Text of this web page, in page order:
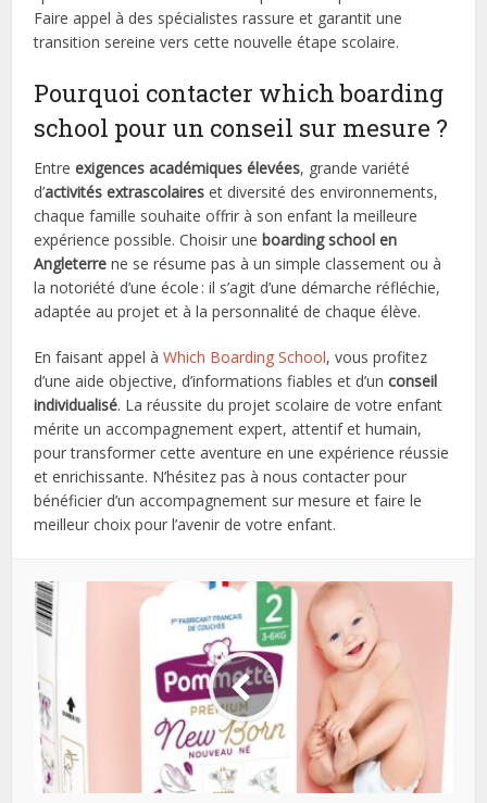
Faire appel à des spécialistes rassure et garantit une
transition sereine vers cette nouvelle étape scolaire.
Pourquoi contacter which boarding
school pour un conseil sur mesure ?
Entreexigences académiques élevées, grande variété
d’activités extrascolaires et diversité des environnements,
chaque famille souhaite offrir à son enfant la meilleure
expérience possible. Choisir uneboarding school en
Angleterre ne se résume pas à un simple classement ou à
la notoriété d’une école : il s’agit d’une démarche réfléchie,
adaptée au projet et à la personnalité de chaque élève.
En faisant appel àWhich Boarding School, vous profitez
d’une aide objective, d’informations fiables et d’unconseil
individualisé. La réussite du projet scolaire de votre enfant
mérite un accompagnement expert, attentif et humain,
pour transformer cette aventure en une expérience réussie
et enrichissante. N’hésitez pas à nous contacter pour
bénéficier d’un accompagnement sur mesure et faire le
meilleur choix pour l’avenir de votre enfant.